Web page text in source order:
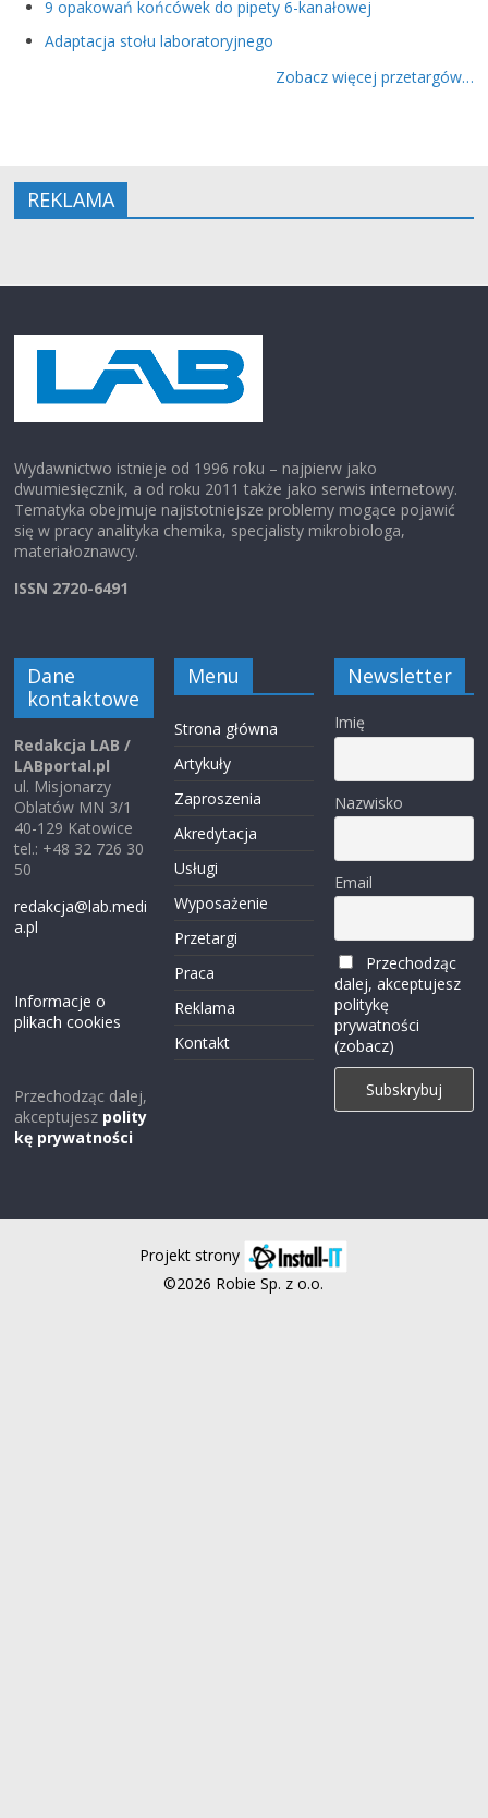
9 opakowań końcówek do pipety 6-kanałowej
Adaptacja stołu laboratoryjnego
Zobacz więcej przetargów…
REKLAMA
Wydawnictwo istnieje od 1996 roku – najpierw jako
dwumiesięcznik, a od roku 2011 także jako serwis internetowy.
Tematyka obejmuje najistotniejsze problemy mogące pojawić
się w pracy analityka chemika, specjalisty mikrobiologa,
materiałoznawcy.
ISSN 2720-6491
Dane
kontaktowe
Redakcja LAB /
LABportal.pl
ul. Misjonarzy
Oblatów MN 3/1
40-129 Katowice
tel.: +48 32 726 30
50
redakcja@lab.medi
a.pl
Informacje o
plikach cookies
Przechodząc dalej,
akceptujesz polity
kę prywatności
Menu
Strona główna
Artykuły
Zaproszenia
Akredytacja
Usługi
Wyposażenie
Przetargi
Praca
Reklama
Kontakt
Newsletter
Imię
Nazwisko
Email
Przechodząc
dalej, akceptujesz
politykę
prywatności
(zobacz)
Projekt strony
©2026 Robie Sp. z o.o.